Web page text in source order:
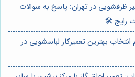
ظرفشویی در تهران: پاسخ به سوالات
رایج 🛠️
انتخاب بهترین تعمیرکار لباسشویی در